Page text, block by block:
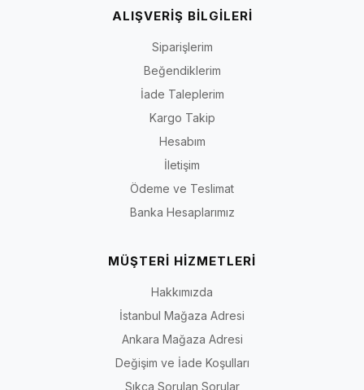
ALIŞVERİŞ BİLGİLERİ
Siparişlerim
Beğendiklerim
İade Taleplerim
Kargo Takip
Hesabım
İletişim
Ödeme ve Teslimat
Banka Hesaplarımız
MÜŞTERİ HİZMETLERİ
Hakkımızda
İstanbul Mağaza Adresi
Ankara Mağaza Adresi
Değişim ve İade Koşulları
Sıkça Sorulan Sorular